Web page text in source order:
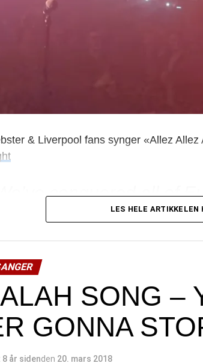
& Liverpool fans synger «Allez Allez
We’ve conquered all of
We’re never gonna stop
Paisley and Bill
Fields of Anfield
are loyal supporters
we come from
LES HELE ARTIKKELEN
SONG –
GONNA
8 år sidenden 20. mars 2018